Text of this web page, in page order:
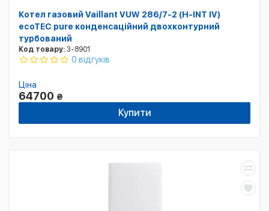
Котел газовий Vaillant VUW 286/7-2 (H-INT IV)
ecoTEC pure конденсаційний двохконтурний
турбований
Код товару: 3-8901
0 відгуків
Ціна
64700 ₴
Купити